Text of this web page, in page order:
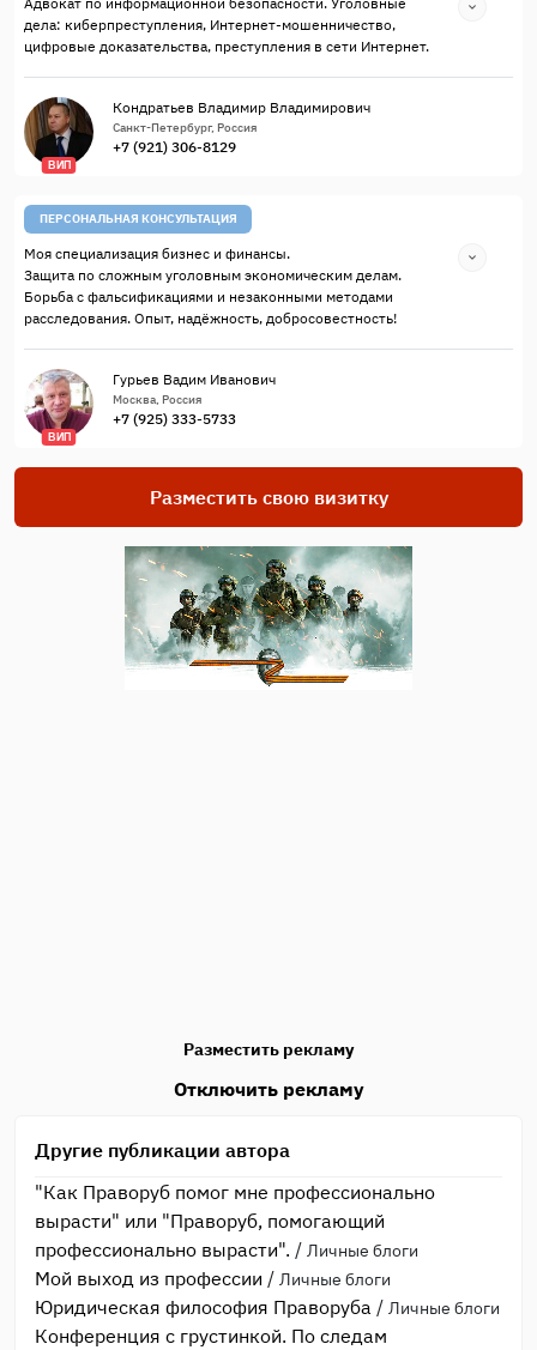
дела: киберпреступления, Интернет-мошенничество,
цифровые доказательства, преступления в сети Интернет.
ВИП
Кондратьев Владимир Владимирович
Санкт-Петербург, Россия
+7 (921) 306-8129
ПЕРСОНАЛЬНАЯ КОНСУЛЬТАЦИЯ
Моя специализация бизнес и финансы.
Защита по сложным уголовным экономическим делам.
Борьба с фальсификациями и незаконными методами
расследования. Опыт, надёжность, добросовестность!
ВИП
Гурьев Вадим Иванович
Москва, Россия
+7 (925) 333-5733
Разместить свою визитку
Разместить рекламу
Отключить рекламу
Другие публикации автора
"Как Праворуб помог мне профессионально
вырасти" или "Праворуб, помогающий
профессионально вырасти". / Личные блоги
Мой выход из профессии / Личные блоги
Юридическая философия Праворуба / Личные блоги
Конференция с грустинкой. По следам